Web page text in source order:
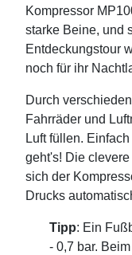
Kompressor
starke Beine, und
Entdeckungstour
noch für ihr
Durch
Fahrräder und
Luft füllen.
geht's! Die
sich der
Drucks
Tipp: Ein
- 0,7 bar.